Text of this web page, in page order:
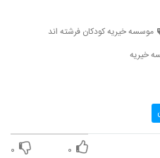
موسسه خیریه کودکان فرشته اند
خیریه
۰ ۰